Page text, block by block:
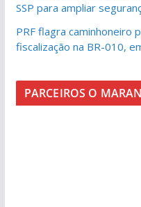
SSP para ampliar
PRF flagra caminhoneiro
fiscalização na BR-010,
PARCEIROS O